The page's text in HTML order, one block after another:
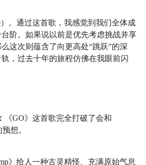
。通过这首歌，我感觉到我们全体成
阶。如果说以前是优先考虑挑战并享
么这次则蕴含了向更高处“跳跃”的深
，过去十年的旅程仿佛在我眼前闪
《GO》这首歌完全打破了会和
想。
》给人一种古灵精怪、充满原始气息